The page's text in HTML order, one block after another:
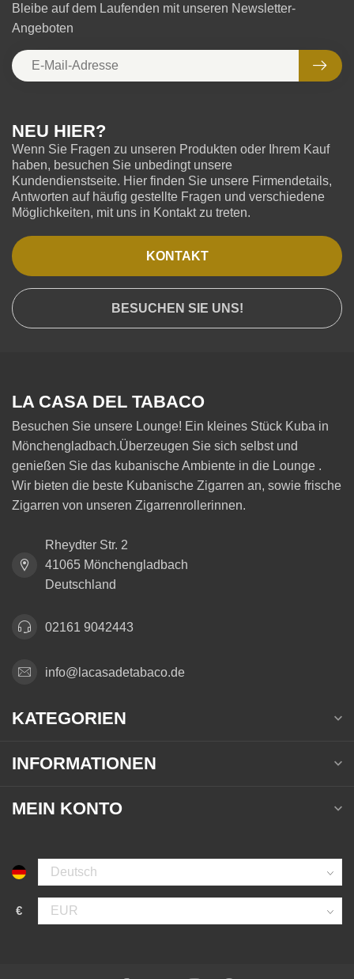
NEU HIER?
Wenn Sie Fragen zu unseren Produkten oder Ihrem Kauf
haben, besuchen Sie unbedingt unsere
Kundendienstseite. Hier finden Sie unsere Firmendetails,
Antworten auf häufig gestellte Fragen und verschiedene
Möglichkeiten, mit uns in Kontakt zu treten.
KONTAKT
BESUCHEN SIE UNS!
Bleibe auf dem Laufenden mit unseren Newsletter-
Angeboten
LA CASA DEL TABACO
Besuchen Sie unsere Lounge! Ein kleines Stück Kuba in
Mönchengladbach.Überzeugen Sie sich selbst und
genießen Sie das kubanische Ambiente in die Lounge .
Wir bieten die beste Kubanische Zigarren an, sowie frische
Zigarren von unseren Zigarrenrollerinnen.
Rheydter Str. 2
41065 Mönchengladbach
Deutschland
02161 9042443
info@lacasadetabaco.de
KATEGORIEN
INFORMATIONEN
MEIN KONTO
€